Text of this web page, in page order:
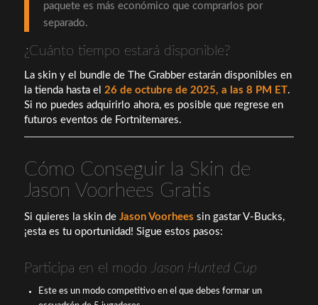
paquete es más económico que comprarlos por
separado.
¿Cuánto tiempo estará disponible?
La skin y el bundle de The Grabber estarán disponibles en
la tienda hasta el 26 de octubre de 2025, a las 8 PM ET.
Si no puedes adquirirlo ahora, es posible que regrese en
futuros eventos de Fortnitemares.
Cómo Conseguir la Skin de
Jason Voorhees Gratis
Si quieres la skin de Jason Voorhees sin gastar V-Bucks,
¡esta es tu oportunidad! Sigue estos pasos:
Participa en el modo Jason Hunted Cup
Este es un modo competitivo en el que debes formar un